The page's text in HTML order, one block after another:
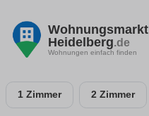
Wohnungsmarkt
Heidelberg.de
Wohnungen einfach finden
1 Zimmer 2 Zimmer